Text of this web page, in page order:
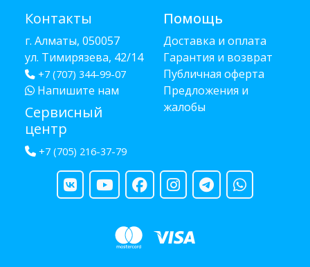
Контакты
г. Алматы, 050057
ул. Тимирязева, 42/14
+7 (707) 344-99-07
Напишите нам
Сервисный
центр
+7 (705) 216-37-79
Помощь
Доставка и оплата
Гарантия и возврат
Публичная оферта
Предложения и
жалобы